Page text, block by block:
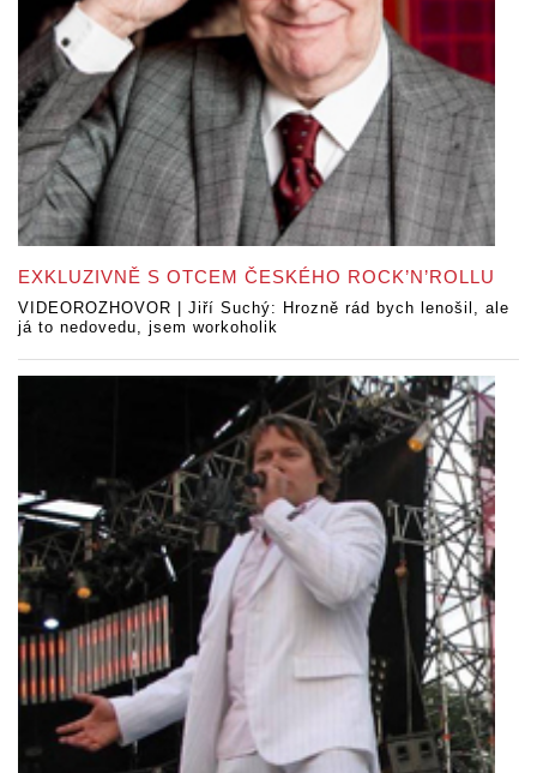
EXKLUZIVNĚ S OTCEM ČESKÉHO ROCK’N’ROLLU
VIDEOROZHOVOR | Jiří Suchý: Hrozně rád bych lenošil, ale
já to nedovedu, jsem workoholik